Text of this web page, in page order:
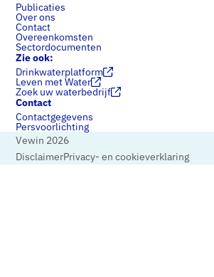
Publicaties
Over ons
Contact
Overeenkomsten
Sectordocumenten
Zie ook:
Drinkwaterplatform
Leven met Water
Zoek uw waterbedrijf
Contact
Contactgegevens
Persvoorlichting
Vewin 2026
DisclaimerPrivacy- en cookieverklaring